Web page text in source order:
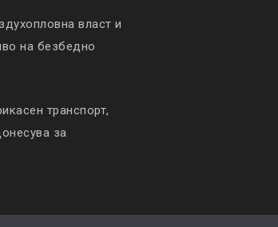
власт и
на безбедно
транспорт,
за